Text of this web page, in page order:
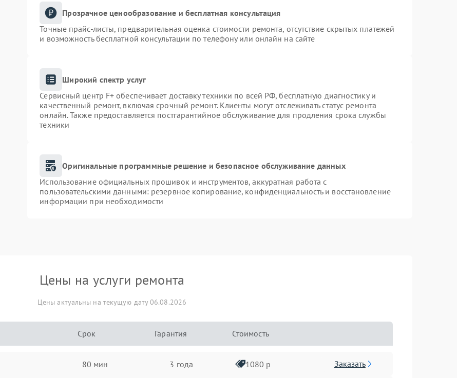
Прозрачное ценообразование и бесплатная консультация
Точные прайс-листы, предварительная оценка стоимости ремонта, отсутствие скрытых платежей
и возможность бесплатной консультации по телефону или онлайн на сайте
Широкий спектр услуг
Сервисный центр F+ обеспечивает доставку техники по всей РФ, бесплатную диагностику и
качественный ремонт, включая срочный ремонт. Клиенты могут отслеживать статус ремонта
онлайн. Также предоставляется постгарантийное обслуживание для продления срока службы
техники
Оригинальные программные решение и безопасное обслуживание данных
Использование официальных прошивок и инструментов, аккуратная работа с
пользовательскими данными: резервное копирование, конфиденциальность и восстановление
информации при необходимости
Цены на услуги ремонта
Цены актуальны на текущую дату 06.08.2026
Срок Гарантия Стоимость
80 мин 3 года 1080 р Заказать